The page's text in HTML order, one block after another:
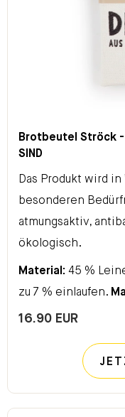
Brotbeutel Ströck -
SIND
Das Produkt wird
besonderen
atmungsaktiv,
ökologisch.
Material: 45 %
zu 7 % einlaufen.
16.90 EUR